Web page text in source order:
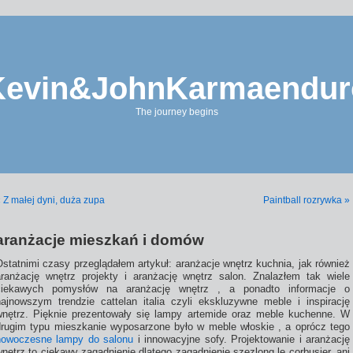
The journey begins
Z małej dyni, duża zupa Paintball rozrywka »
mieszkań i domów
czasy przeglądałem artykuł: aranżacje wnętrz kuchnia, jak również
wnętrz projekty i aranżację wnętrz salon. Znalazłem tak wiele
pomysłów na aranżację wnętrz , a ponadto informacje o
trendzie cattelan italia czyli ekskluzywne meble i inspirację
Pięknie prezentowały się lampy artemide oraz meble kuchenne. W
typu mieszkanie wyposarzone było w meble włoskie , a oprócz tego
lampy do salonu i innowacyjne sofy. Projektowanie i aranżację